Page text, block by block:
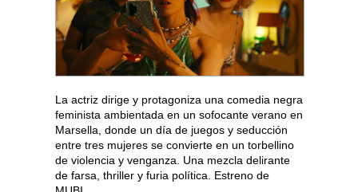
La actriz dirige y protagoniza una comedia negra
feminista ambientada en un sofocante verano en
Marsella, donde un día de juegos y seducción
entre tres mujeres se convierte en un torbellino
de violencia y venganza. Una mezcla delirante
de farsa, thriller y furia política. Estreno de